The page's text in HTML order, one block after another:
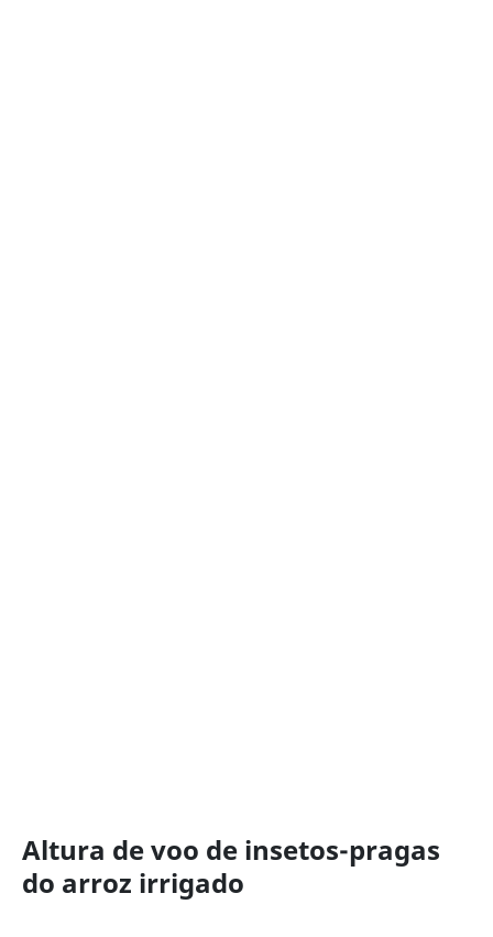
Altura de voo de insetos-pragas
do arroz irrigado